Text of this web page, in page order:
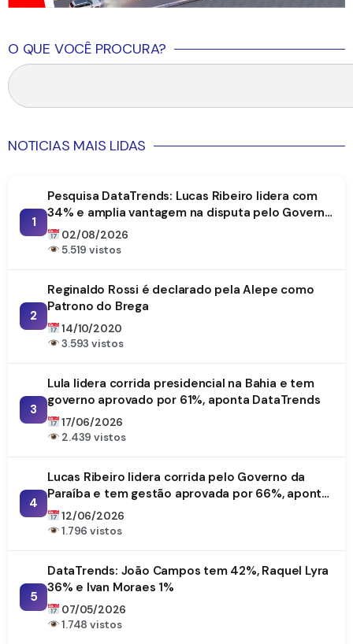
O QUE VOCÊ PROCURA?
NOTICIAS MAIS LIDAS
1
Pesquisa DataTrends: Lucas Ribeiro lidera com
34% e amplia vantagem na disputa pelo Governo
da Paraíba
02/08/2026
5.519 vistos
2
Reginaldo Rossi é declarado pela Alepe como
Patrono do Brega
14/10/2020
3.593 vistos
3
Lula lidera corrida presidencial na Bahia e tem
governo aprovado por 61%, aponta DataTrends
17/06/2026
2.439 vistos
4
Lucas Ribeiro lidera corrida pelo Governo da
Paraíba e tem gestão aprovada por 66%, aponta
DataTrends
12/06/2026
1.796 vistos
5
DataTrends: João Campos tem 42%, Raquel Lyra
36% e Ivan Moraes 1%
07/05/2026
1.748 vistos